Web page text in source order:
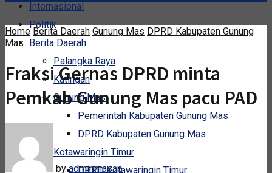
Internasional
Politik
Berita Daerah
Palangka Raya
Katingan
Gunung Mas
Pemerintah Kabupaten Gunung Mas
DPRD Kabupaten Gunung Mas
Kotawaringin Timur
DPRD Kotawaringin Timur
Home Berita Daerah Gunung Mas DPRD Kabupaten Gunung
Mas
Fraksi Gernas DPRD minta
Pemkab Gunung Mas pacu PAD
by adminmasap